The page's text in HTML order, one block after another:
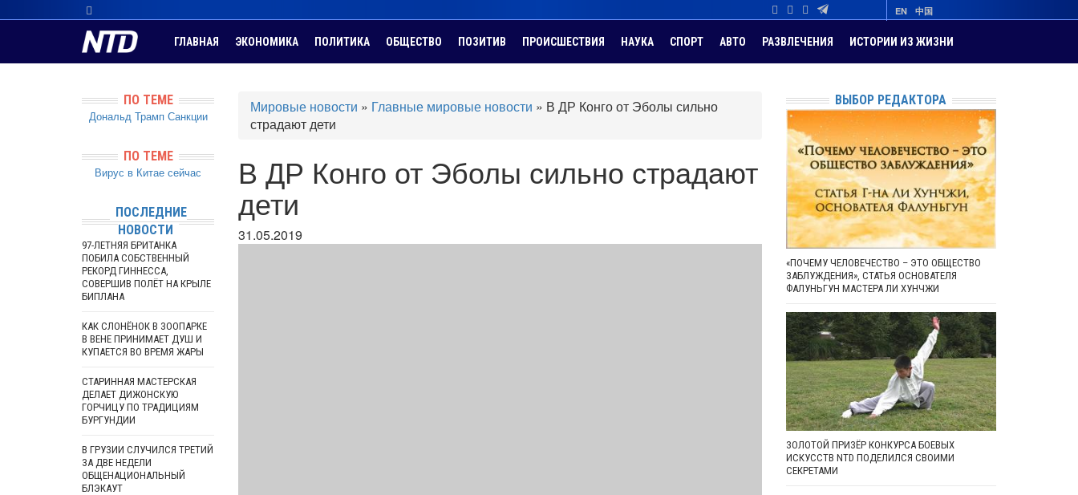
EN 中国
ГЛАВНАЯ ЭКОНОМИКА ПОЛИТИКА ОБЩЕСТВО ПОЗИТИВ ПРОИСШЕСТВИЯ НАУКА СПОРТ АВТО РАЗВЛЕЧЕНИЯ ИСТОРИИ ИЗ ЖИЗНИ
Мировые новости » Главные мировые новости » В ДР Конго от Эболы сильно
страдают дети
В ДР Конго от Эболы сильно страдают
дети
31.05.2019
ПО ТЕМЕ
Дональд Трамп Санкции
ПО ТЕМЕ
Вирус в Китае сейчас
ПОСЛЕДНИЕ
НОВОСТИ
97-ЛЕТНЯЯ БРИТАНКА
ПОБИЛА СОБСТВЕННЫЙ
РЕКОРД ГИННЕССА,
СОВЕРШИВ ПОЛЁТ НА КРЫЛЕ
БИПЛАНА
КАК СЛОНЁНОК В ЗООПАРКЕ
В ВЕНЕ ПРИНИМАЕТ ДУШ И
КУПАЕТСЯ ВО ВРЕМЯ ЖАРЫ
СТАРИННАЯ МАСТЕРСКАЯ
ДЕЛАЕТ ДИЖОНСКУЮ
ГОРЧИЦУ ПО ТРАДИЦИЯМ
БУРГУНДИИ
В ГРУЗИИ СЛУЧИЛСЯ ТРЕТИЙ
ЗА ДВЕ НЕДЕЛИ
ОБЩЕНАЦИОНАЛЬНЫЙ
БЛЭКАУТ
ВЫБОР РЕДАКТОРА
«ПОЧЕМУ ЧЕЛОВЕЧЕСТВО – ЭТО ОБЩЕСТВО
ЗАБЛУЖДЕНИЯ», СТАТЬЯ ОСНОВАТЕЛЯ
ФАЛУНЬГУН МАСТЕРА ЛИ ХУНЧЖИ
ЗОЛОТОЙ ПРИЗЁР КОНКУРСА БОЕВЫХ
ИСКУССТВ NTD ПОДЕЛИЛСЯ СВОИМИ
СЕКРЕТАМИ